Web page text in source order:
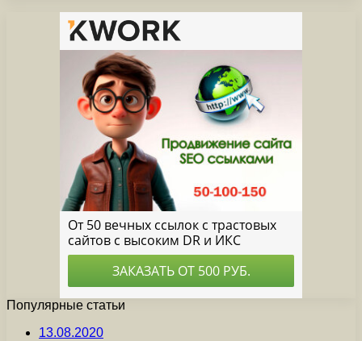
Популярные статьи
13.08.2020